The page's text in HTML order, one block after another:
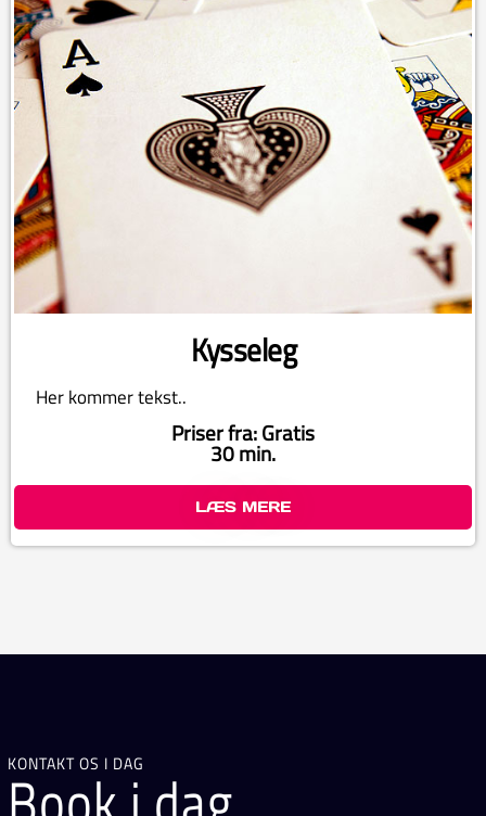
Kysseleg
Her kommer tekst..
Priser fra: Gratis
30 min.
LÆS MERE
KONTAKT OS I DAG